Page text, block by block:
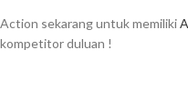
Action sekarang untuk memiliki
kompetitor duluan !